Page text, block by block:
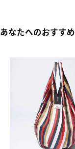
あなたへのおすすめ